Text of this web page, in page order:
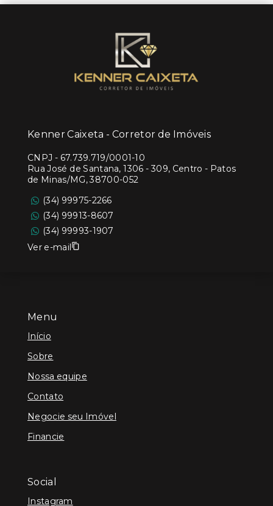
Menu
Início
Sobre
Nossa equipe
Contato
Negocie seu Imóvel
Financie
Social
Instagram
Kenner Caixeta - Corretor de Imóveis
CNPJ - 67.739.719/0001-10
Rua José de Santana, 1306 - 309, Centro - Patos
de Minas/MG, 38700-052
(34) 99975-2266
(34) 99913-8607
(34) 99993-1907
Ver e-mail